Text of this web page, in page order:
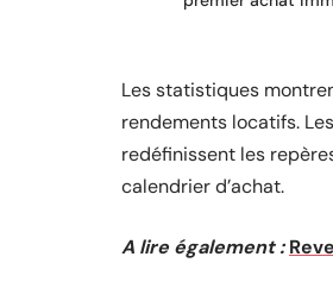
Les statistiques
rendements locatifs.
redéfinissent les
calendrier d’achat.
A lire également :